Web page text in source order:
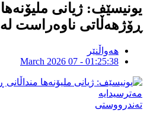
یونیسێف: ژیانی ملیۆنەها
ڕۆژهەڵاتی ناوەراست
هەواڵنێر
March 2026 07 - 01:25:38
تەندرووستی